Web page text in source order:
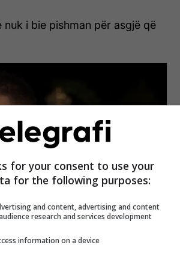
i bie pishman për asgjë që
for your consent to use your
for the following purposes:
and content, advertising and content
research and services development
information on a device